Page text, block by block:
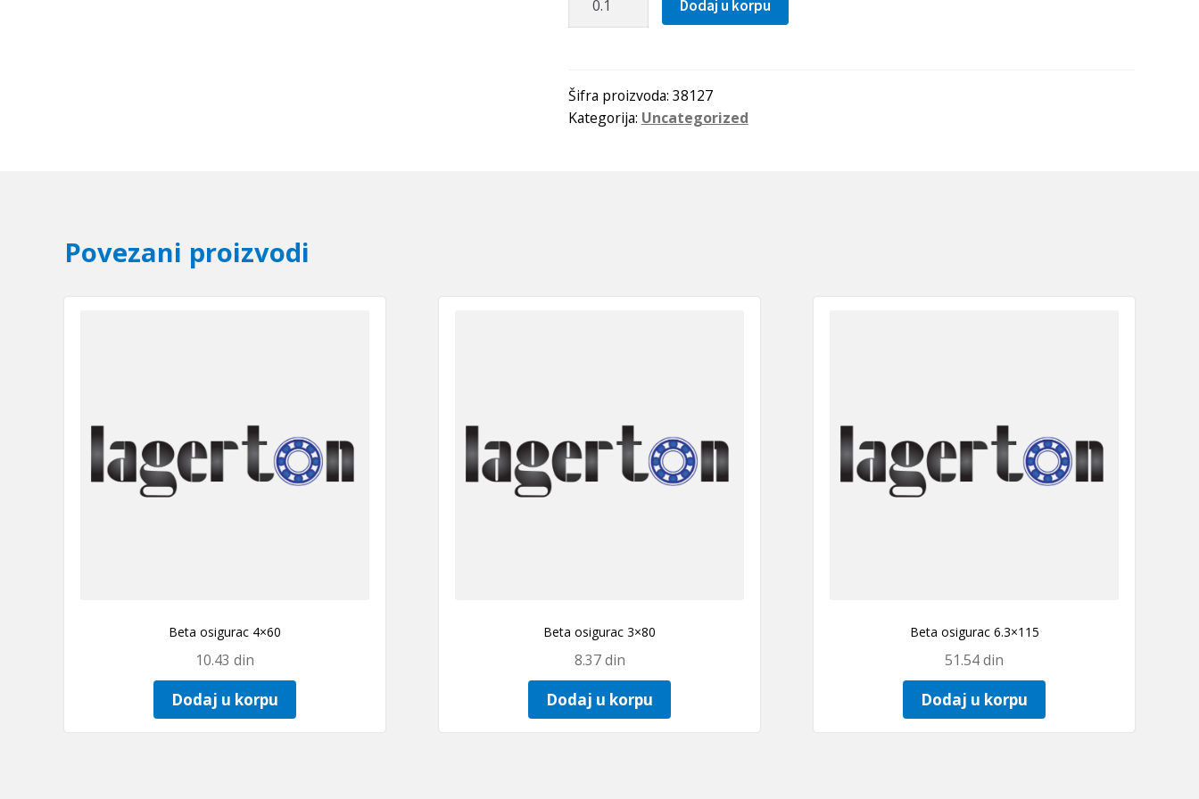
Optibelt
količina
Dodaj u korpu
Šifra proizvoda: 38127
Kategorija: Uncategorized
Povezani proizvodi
Beta osigurac 4×60
10.43 din
Dodaj u korpu
Beta osigurac 3×80
8.37din
Dodaj u korpu
Beta osigurac 6.3×115
51.54din
Dodaj u korpu